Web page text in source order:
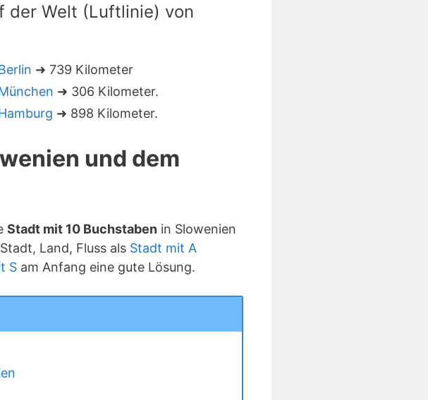
der Welt (Luftlinie) von
➜ 739 Kilometer
➜ 306 Kilometer.
➜ 898 Kilometer.
und dem
Stadt mit 10 Buchstaben in Slowenien
Land, Fluss als Stadt mit A
S am Anfang eine gute Lösung.